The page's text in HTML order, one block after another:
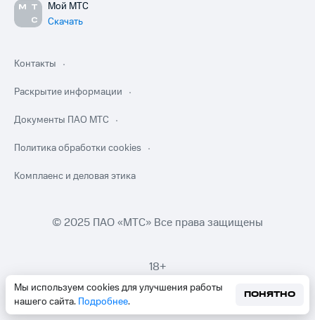
Мы используем cookies для улучшения работы
нашего сайта. Подробнее.
ПОНЯТНО
Мой МТС
Скачать
Контакты
Раскрытие информации
Документы ПАО МТС
Политика обработки cookies
Комплаенс и деловая этика
© 2025 ПАО «МТС» Все права защищены
18+